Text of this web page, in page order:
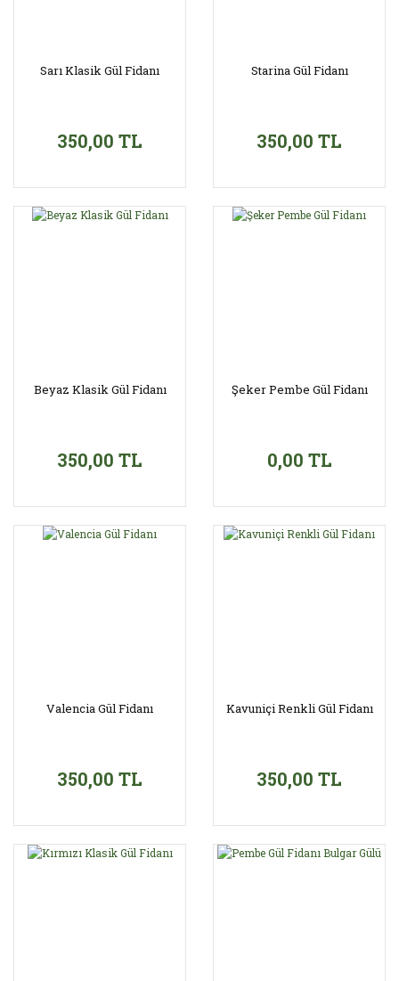
Sarı Klasik Gül Fidanı
350,00 TL
Starina Gül Fidanı
350,00 TL
Beyaz Klasik Gül Fidanı
350,00 TL
Şeker Pembe Gül Fidanı
0,00 TL
Valencia Gül Fidanı
350,00 TL
Kavuniçi Renkli Gül Fidanı
350,00 TL